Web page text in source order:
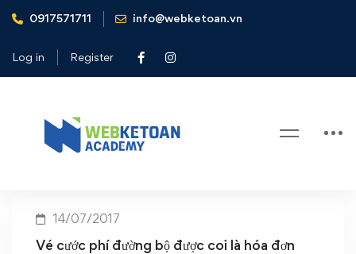
0917571711 info@webketoan.vn
Log in Register
Home Vé cước phí đường bộ được coi là hóa đơn
Tag: Vé cước phí đường bộ được
14/07/2017
Vé cước phí đường bộ được coi là hóa đơn